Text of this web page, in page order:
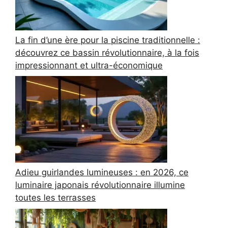
La fin d’une ère pour la piscine traditionnelle :
découvrez ce bassin révolutionnaire, à la fois
impressionnant et ultra-économique
Adieu guirlandes lumineuses : en 2026, ce
luminaire japonais révolutionnaire illumine
toutes les terrasses